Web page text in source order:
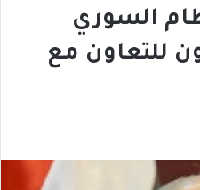
السوري
للتعاون مع